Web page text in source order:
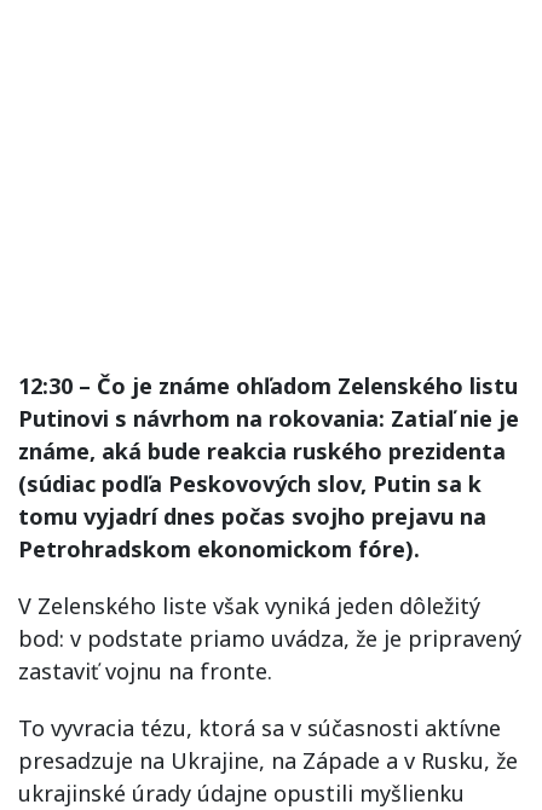
12:30 – Čo je známe ohľadom Zelenského listu
Putinovi s návrhom na rokovania: Zatiaľ nie je
známe, aká bude reakcia ruského prezidenta
(súdiac podľa Peskovových slov, Putin sa k
tomu vyjadrí dnes počas svojho prejavu na
Petrohradskom ekonomickom fóre).
V Zelenského liste však vyniká jeden dôležitý
bod: v podstate priamo uvádza, že je pripravený
zastaviť vojnu na fronte.
To vyvracia tézu, ktorá sa v súčasnosti aktívne
presadzuje na Ukrajine, na Západe a v Rusku, že
ukrajinské úrady údajne opustili myšlienku